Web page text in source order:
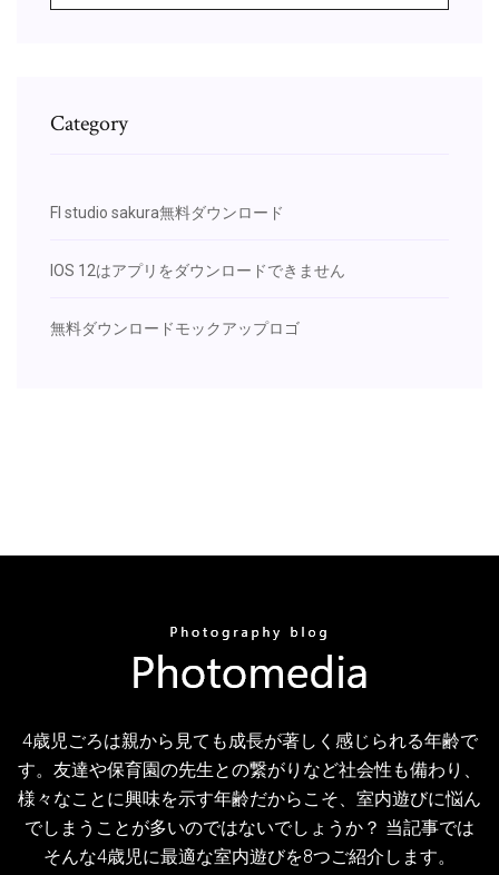
Category
Fl studio sakura無料ダウンロード
IOS 12はアプリをダウンロードできません
無料ダウンロードモックアップロゴ
4歳児ごろは親から見ても成長が著しく感じられる年齢で
す。友達や保育園の先生との繋がりなど社会性も備わり、
様々なことに興味を示す年齢だからこそ、室内遊びに悩ん
でしまうことが多いのではないでしょうか？ 当記事では
そんな4歳児に最適な室内遊びを8つご紹介します。